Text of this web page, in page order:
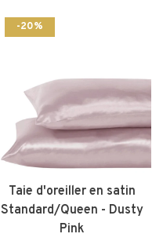
-20%
Taie d'oreiller en satin
Standard/Queen - Dusty
Pink